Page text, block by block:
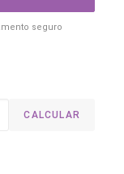
seguro
CALCULAR